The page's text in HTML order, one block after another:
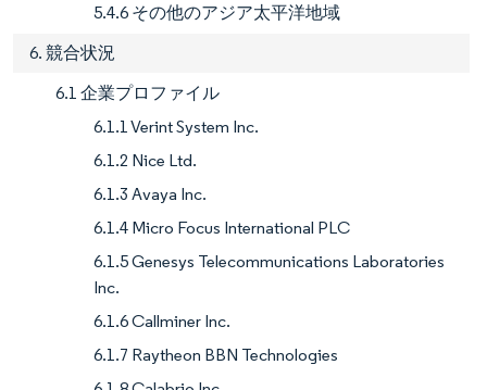
5.4.6 その他のアジア太平洋地域
6. 競合状況
6.1 企業プロファイル
6.1.1 Verint System Inc.
6.1.2 Nice Ltd.
6.1.3 Avaya Inc.
6.1.4 Micro Focus International PLC
6.1.5 Genesys Telecommunications Laboratories
Inc.
6.1.6 Callminer Inc.
6.1.7 Raytheon BBN Technologies